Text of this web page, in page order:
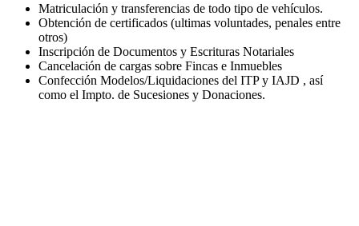
Matriculación y transferencias de todo tipo de vehículos.
Obtención de certificados (ultimas voluntades, penales entre
otros)
Inscripción de Documentos y Escrituras Notariales
Cancelación de cargas sobre Fincas e Inmuebles
Confección Modelos/Liquidaciones del ITP y IAJD , así
como el Impto. de Sucesiones y Donaciones.